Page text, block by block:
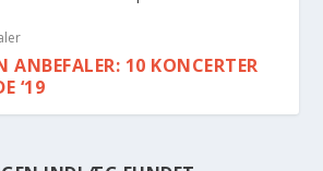
ANBEFALER: 10 KONCERTER
‘19